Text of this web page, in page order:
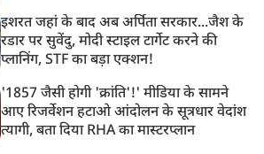
इशरत जहां के बाद अब अर्पिता सरकार...जैश के
रडार पर सुवेंदु, मोदी स्टाइल टार्गेट करने की
प्लानिंग, STF का बड़ा एक्शन!
'1857 जैसी होगी 'क्रांति'!' मीडिया के सामने
आए रिजर्वेशन हटाओ आंदोलन के सूत्रधार वेदांश
त्यागी, बता दिया RHA का मास्टरप्लान